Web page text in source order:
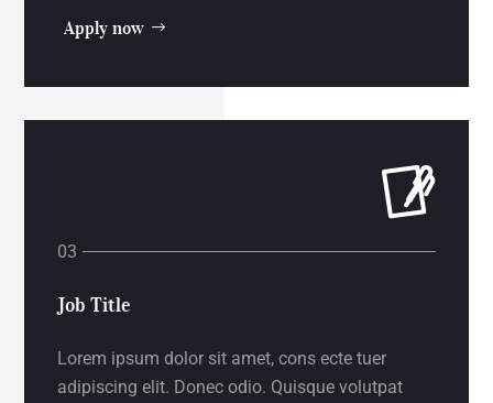
Apply now
Job Title
Lorem ipsum dolor sit amet, cons ecte tuer
adipiscing elit. Donec odio. Quisque volutpat